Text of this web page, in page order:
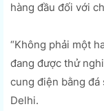
hàng đầu đối với
“Không phải một
đang được thử
cung điện bằng
Delhi.